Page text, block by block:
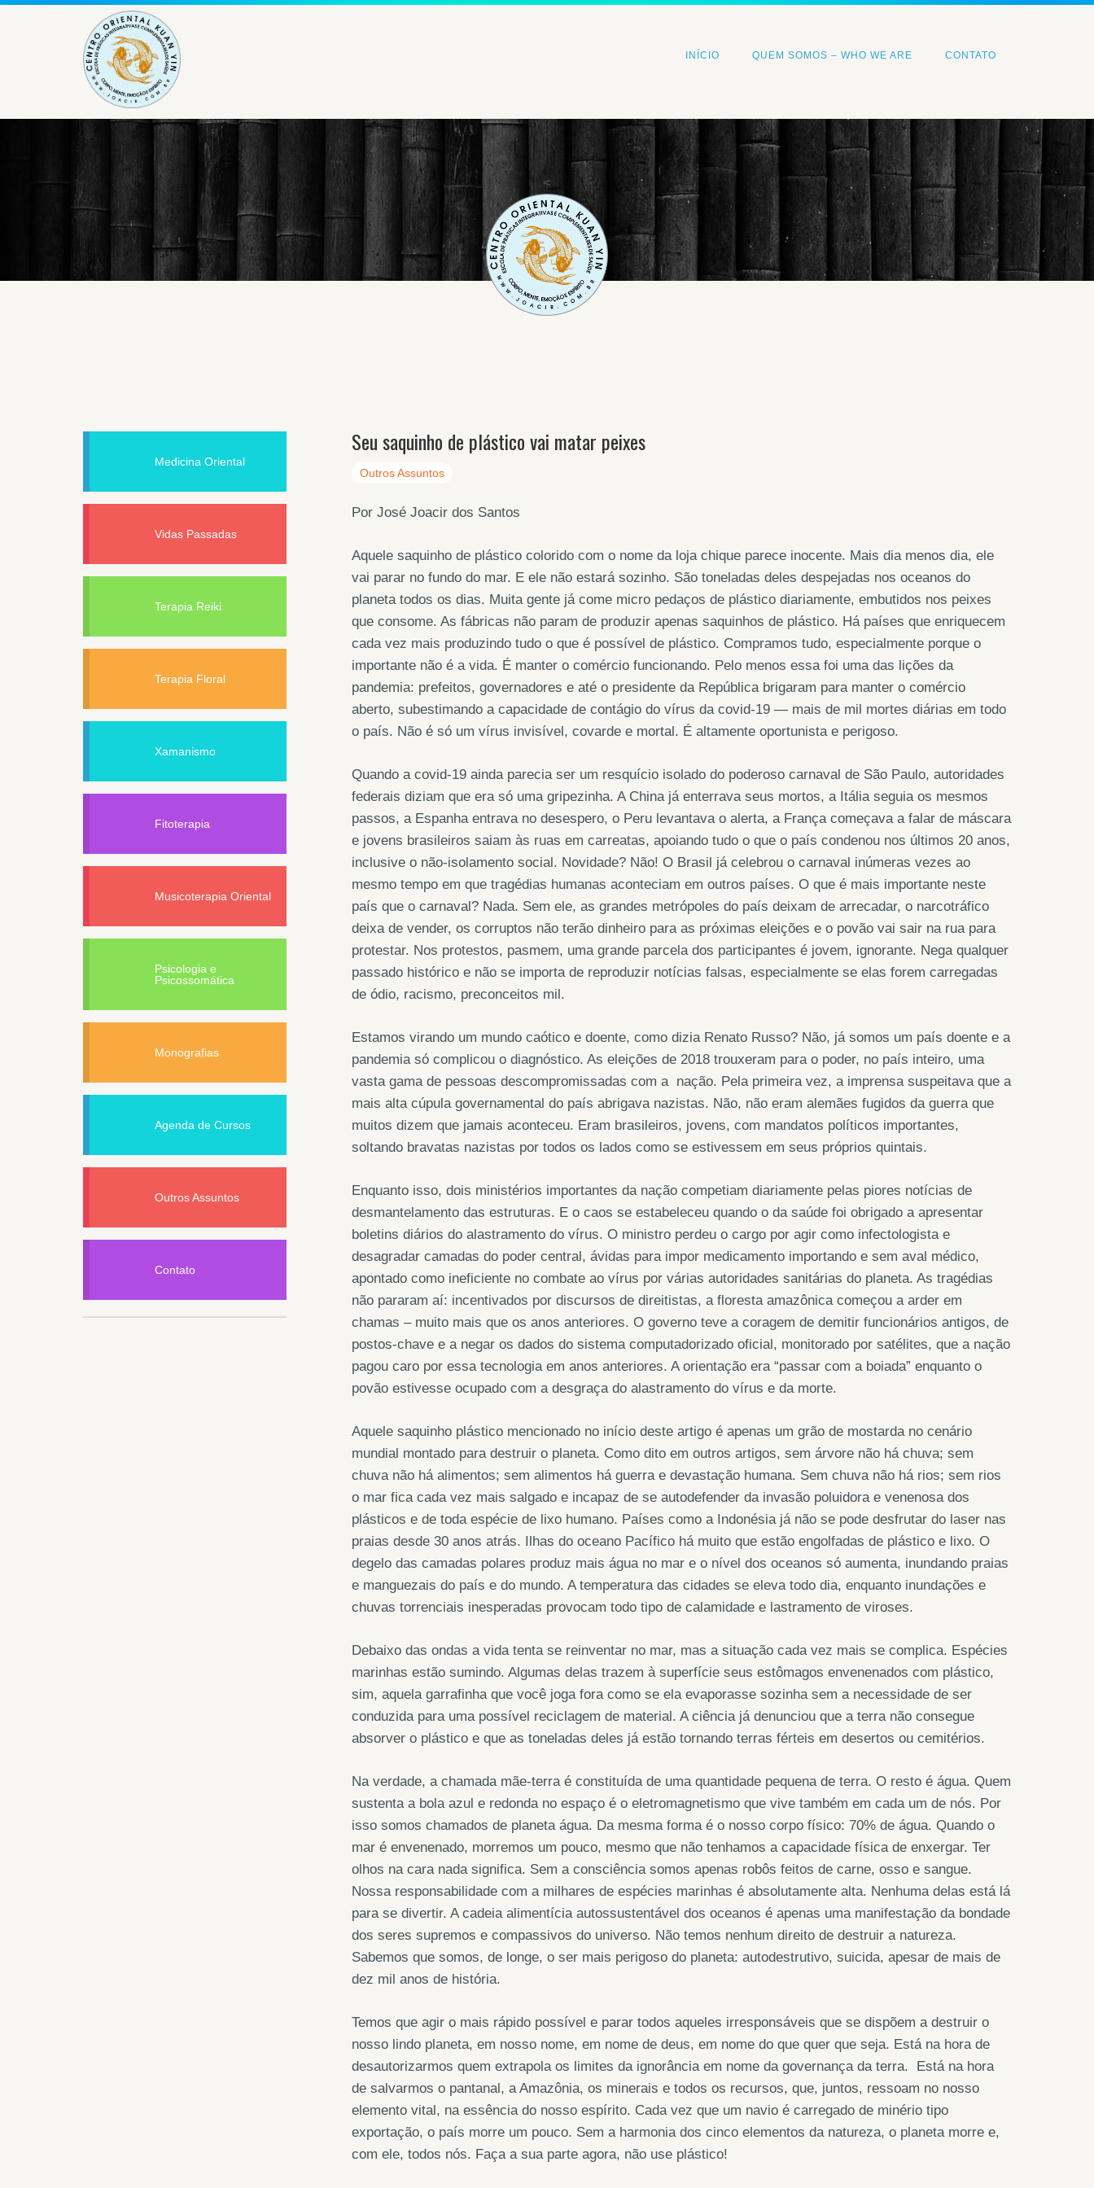
INÍCIO QUEM SOMOS – WHO WE ARE CONTATO
<
Seu saquinho de plástico vai matar peixes
Outros Assuntos
Por José Joacir dos Santos
Aquele saquinho de plástico colorido com o nome da loja chique parece inocente. Mais dia menos dia, ele
vai parar no fundo do mar. E ele não estará sozinho. São toneladas deles despejadas nos oceanos do
planeta todos os dias. Muita gente já come micro pedaços de plástico diariamente, embutidos nos peixes
que consome. As fábricas não param de produzir apenas saquinhos de plástico. Há países que enriquecem
cada vez mais produzindo tudo o que é possível de plástico. Compramos tudo, especialmente porque o
importante não é a vida. É manter o comércio funcionando. Pelo menos essa foi uma das lições da
pandemia: prefeitos, governadores e até o presidente da República brigaram para manter o comércio
aberto, subestimando a capacidade de contágio do vírus da covid-19 — mais de mil mortes diárias em todo
o país. Não é só um vírus invisível, covarde e mortal. É altamente oportunista e perigoso.
Quando a covid-19 ainda parecia ser um resquício isolado do poderoso carnaval de São Paulo, autoridades
federais diziam que era só uma gripezinha. A China já enterrava seus mortos, a Itália seguia os mesmos
passos, a Espanha entrava no desespero, o Peru levantava o alerta, a França começava a falar de máscara
e jovens brasileiros saiam às ruas em carreatas, apoiando tudo o que o país condenou nos últimos 20 anos,
inclusive o não-isolamento social. Novidade? Não! O Brasil já celebrou o carnaval inúmeras vezes ao
mesmo tempo em que tragédias humanas aconteciam em outros países. O que é mais importante neste
país que o carnaval? Nada. Sem ele, as grandes metrópoles do país deixam de arrecadar, o narcotráfico
deixa de vender, os corruptos não terão dinheiro para as próximas eleições e o povão vai sair na rua para
protestar. Nos protestos, pasmem, uma grande parcela dos participantes é jovem, ignorante. Nega qualquer
passado histórico e não se importa de reproduzir notícias falsas, especialmente se elas forem carregadas
de ódio, racismo, preconceitos mil.
Estamos virando um mundo caótico e doente, como dizia Renato Russo? Não, já somos um país doente e a
pandemia só complicou o diagnóstico. As eleições de 2018 trouxeram para o poder, no país inteiro, uma
vasta gama de pessoas descompromissadas com a nação. Pela primeira vez, a imprensa suspeitava que a
mais alta cúpula governamental do país abrigava nazistas. Não, não eram alemães fugidos da guerra que
muitos dizem que jamais aconteceu. Eram brasileiros, jovens, com mandatos políticos importantes,
soltando bravatas nazistas por todos os lados como se estivessem em seus próprios quintais.
Enquanto isso, dois ministérios importantes da nação competiam diariamente pelas piores notícias de
desmantelamento das estruturas. E o caos se estabeleceu quando o da saúde foi obrigado a apresentar
boletins diários do alastramento do vírus. O ministro perdeu o cargo por agir como infectologista e
desagradar camadas do poder central, ávidas para impor medicamento importando e sem aval médico,
apontado como ineficiente no combate ao vírus por várias autoridades sanitárias do planeta. As tragédias
não pararam aí: incentivados por discursos de direitistas, a floresta amazônica começou a arder em
chamas – muito mais que os anos anteriores. O governo teve a coragem de demitir funcionários antigos, de
postos-chave e a negar os dados do sistema computadorizado oficial, monitorado por satélites, que a nação
pagou caro por essa tecnologia em anos anteriores. A orientação era “passar com a boiada” enquanto o
povão estivesse ocupado com a desgraça do alastramento do vírus e da morte.
Aquele saquinho plástico mencionado no início deste artigo é apenas um grão de mostarda no cenário
mundial montado para destruir o planeta. Como dito em outros artigos, sem árvore não há chuva; sem
chuva não há alimentos; sem alimentos há guerra e devastação humana. Sem chuva não há rios; sem rios
o mar fica cada vez mais salgado e incapaz de se autodefender da invasão poluidora e venenosa dos
plásticos e de toda espécie de lixo humano. Países como a Indonésia já não se pode desfrutar do laser nas
praias desde 30 anos atrás. Ilhas do oceano Pacífico há muito que estão engolfadas de plástico e lixo. O
degelo das camadas polares produz mais água no mar e o nível dos oceanos só aumenta, inundando praias
e manguezais do país e do mundo. A temperatura das cidades se eleva todo dia, enquanto inundações e
chuvas torrenciais inesperadas provocam todo tipo de calamidade e lastramento de viroses.
Debaixo das ondas a vida tenta se reinventar no mar, mas a situação cada vez mais se complica. Espécies
marinhas estão sumindo. Algumas delas trazem à superfície seus estômagos envenenados com plástico,
sim, aquela garrafinha que você joga fora como se ela evaporasse sozinha sem a necessidade de ser
conduzida para uma possível reciclagem de material. A ciência já denunciou que a terra não consegue
absorver o plástico e que as toneladas deles já estão tornando terras férteis em desertos ou cemitérios.
Na verdade, a chamada mãe-terra é constituída de uma quantidade pequena de terra. O resto é água. Quem
sustenta a bola azul e redonda no espaço é o eletromagnetismo que vive também em cada um de nós. Por
isso somos chamados de planeta água. Da mesma forma é o nosso corpo físico: 70% de água. Quando o
mar é envenenado, morremos um pouco, mesmo que não tenhamos a capacidade física de enxergar. Ter
olhos na cara nada significa. Sem a consciência somos apenas robôs feitos de carne, osso e sangue.
Nossa responsabilidade com a milhares de espécies marinhas é absolutamente alta. Nenhuma delas está lá
para se divertir. A cadeia alimentícia autossustentável dos oceanos é apenas uma manifestação da bondade
dos seres supremos e compassivos do universo. Não temos nenhum direito de destruir a natureza.
Sabemos que somos, de longe, o ser mais perigoso do planeta: autodestrutivo, suicida, apesar de mais de
dez mil anos de história.
Temos que agir o mais rápido possível e parar todos aqueles irresponsáveis que se dispõem a destruir o
nosso lindo planeta, em nosso nome, em nome de deus, em nome do que quer que seja. Está na hora de
desautorizarmos quem extrapola os limites da ignorância em nome da governança da terra. Está na hora
de salvarmos o pantanal, a Amazônia, os minerais e todos os recursos, que, juntos, ressoam no nosso
elemento vital, na essência do nosso espírito. Cada vez que um navio é carregado de minério tipo
exportação, o país morre um pouco. Sem a harmonia dos cinco elementos da natureza, o planeta morre e,
com ele, todos nós. Faça a sua parte agora, não use plástico!
Medicina Oriental
Vidas Passadas
Terapia Reiki
Terapia Floral
Xamanismo
Fitoterapia
Musicoterapia Oriental
Psicologia e
Psicossomática
Monografias
Agenda de Cursos
Outros Assuntos
Contato